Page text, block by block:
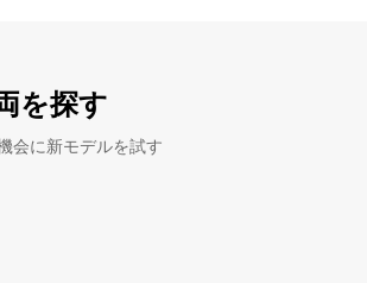
を探す
会に新モデルを試す